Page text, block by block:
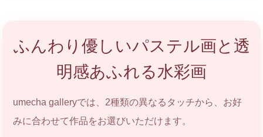
ふんわり優しいパステル画と透
明感あふれる水彩画
umecha galleryでは、2種類の異なるタッチから、お好
みに合わせて作品をお選びいただけます。